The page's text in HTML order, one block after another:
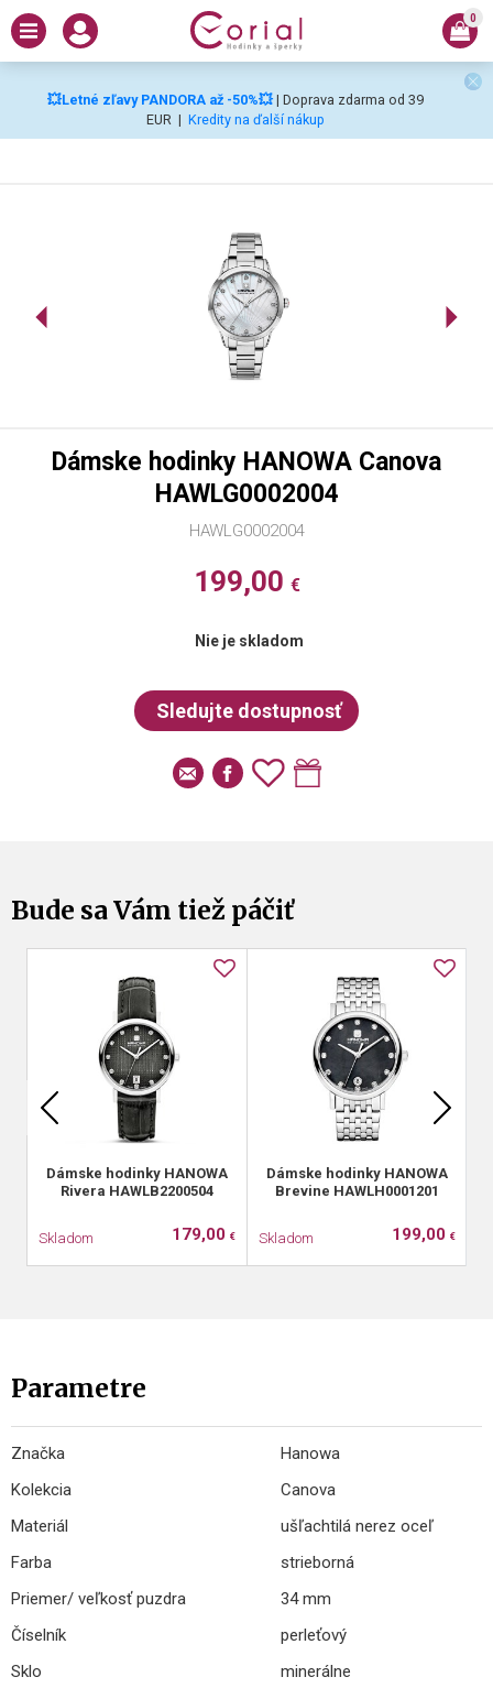
💥Letné zľavy PANDORA až -50%💥 | Doprava zdarma od 39
EUR | Kredity na ďalší nákup
0
HAWLG0002004
Dámske hodinky HANOWA Canova
HAWLG0002004
199,00 €
Nie je skladom
Bude sa Vám tiež páčiť
Dámske hodinky HANOWA
Rivera HAWLB2200504
Skladom 179,00 €
Dámske hodinky HANOWA
Brevine HAWLH0001201
Skladom 199,00 €
Parametre
Značka
Hanowa
Kolekcia
Canova
Materiál
ušľachtilá nerez oceľ
Farba
strieborná
Priemer/ veľkosť puzdra
34 mm
Číselník
perleťový
Sklo
minerálne